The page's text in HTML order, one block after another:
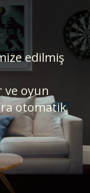
edilmiş
ve oyun
otomatik